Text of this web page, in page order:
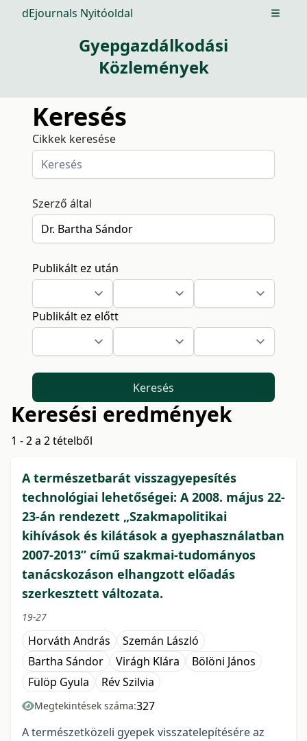
dEjournals Nyitóoldal Open
Gyepgazdálkodási
Közlemények
Keresés
Cikkek keresése
Szerző által
Publikált ez után
Publikált ez előtt
Keresés
Keresési eredmények
1 - 2 a 2 tételből
A természetbarát visszagyepesítés
technológiai lehetőségei: A 2008. május 22-
23-án rendezett „Szakmapolitikai
kihívások és kilátások a gyephasználatban
2007-2013” című szakmai-tudományos
tanácskozáson elhangzott előadás
szerkesztett változata.
19-27
Horváth András
Szemán László
Bartha Sándor
Virágh Klára
Bölöni János
Fülöp Gyula
Rév Szilvia
Megtekintések száma:327
A természetközeli gyepek visszatelepítésére az